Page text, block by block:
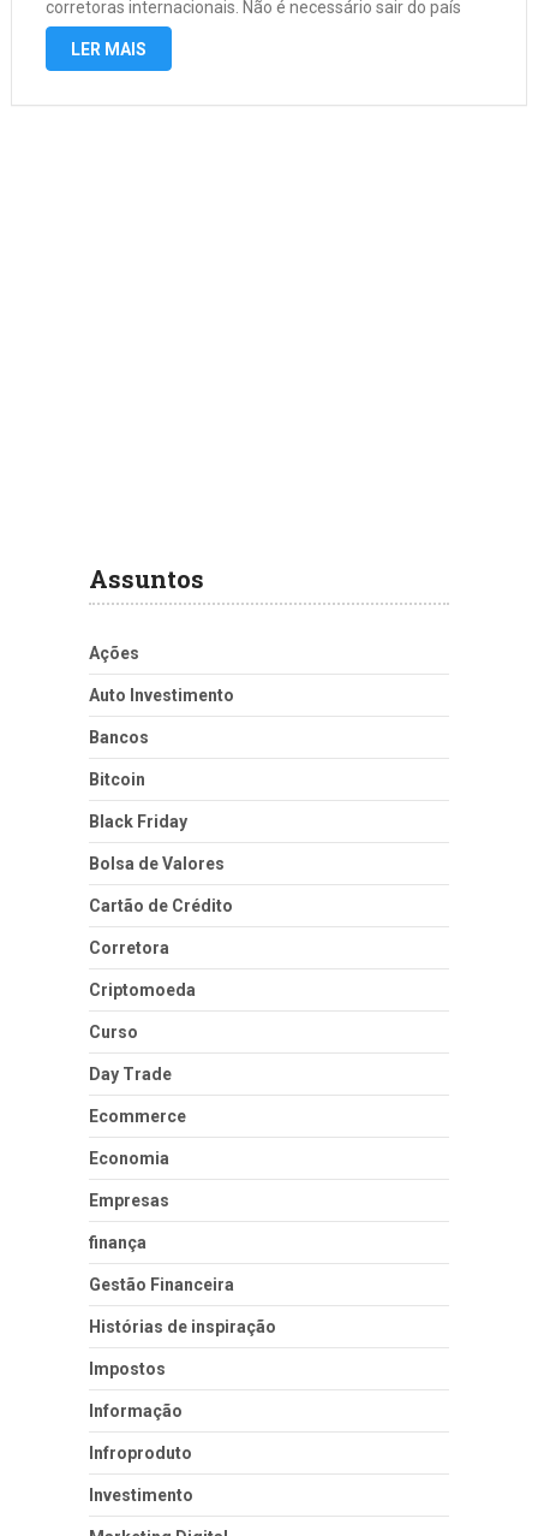
corretoras internacionais. Não é necessário sair do país
para se aplicar este investimento, onde e mora mesmo
LER MAIS
Assuntos
Ações
Auto Investimento
Bancos
Bitcoin
Black Friday
Bolsa de Valores
Cartão de Crédito
Corretora
Criptomoeda
Curso
Day Trade
Ecommerce
Economia
Empresas
finança
Gestão Financeira
Histórias de inspiração
Impostos
Informação
Infroproduto
Investimento